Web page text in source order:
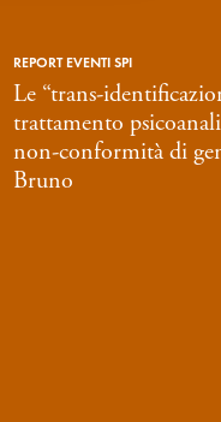
REPORT EVENTI SPI
Le “trans-
trattamento
non-conformità di
Bruno